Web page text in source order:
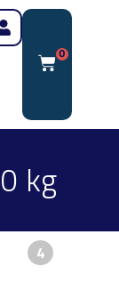
0
kg
4